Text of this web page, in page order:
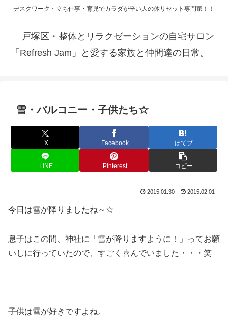
デスクワーク・立ち仕事・育児でカラダが辛い人の体リセット専門家！！
戸塚区・整体とリラクゼーションの自宅サロン
「Refresh Jam」と愛する家族と仲間達の日常。
雪・バルコニー・子供たち☆
X Facebook はてブ
LINE Pinterest コピー
2015.01.30 2015.02.01
今日は雪が降りましたね～☆
息子はこの間、神社に「雪が降りますように！」ってお願
いしに行っていたので、すごく喜んでいました・・・笑
子供は雪が好きですよね。